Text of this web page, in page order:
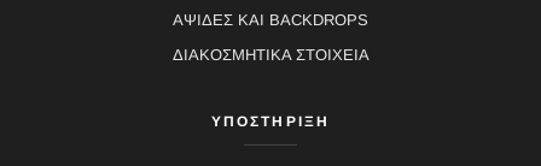
ΑΨΙΔΕΣ ΚΑΙ BACKDROPS
ΔΙΑΚΟΣΜΗΤΙΚΑ ΣΤΟΙΧΕΙΑ
ΥΠΟΣΤΗΡΙΞΗ